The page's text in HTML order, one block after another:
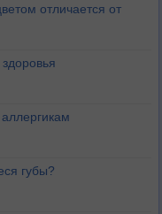
отличается от
губы?